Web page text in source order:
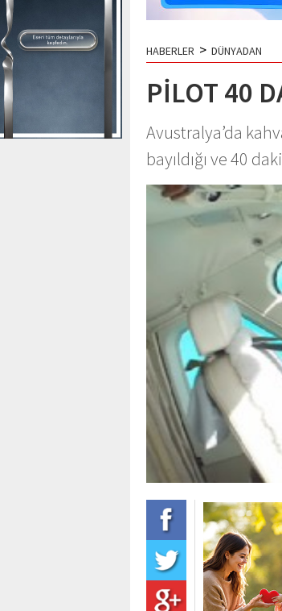
HABERLER > DÜNYADAN
PİLOT 40
Avustralya’da
bayıldığı ve 40